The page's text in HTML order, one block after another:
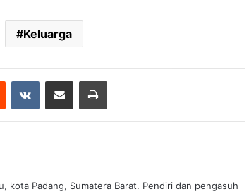
Keluarga
kota Padang, Sumatera Barat. Pendiri dan pengasuh